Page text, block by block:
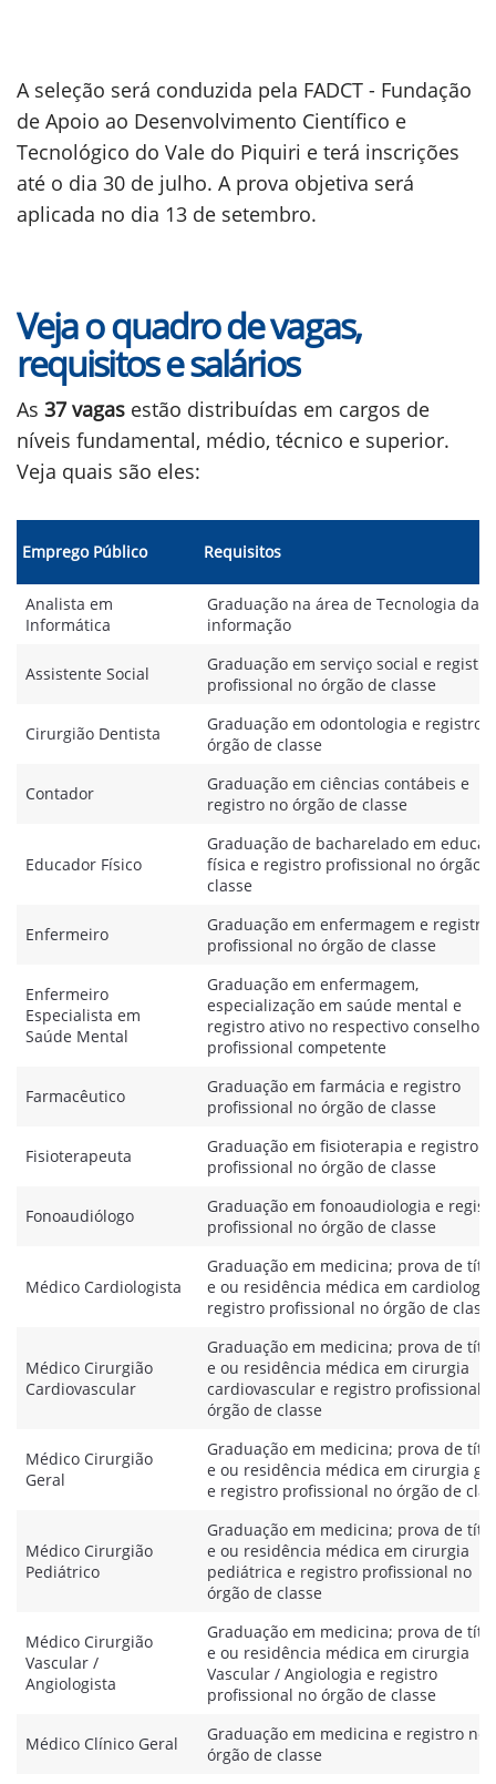
A seleção será conduzida pela FADCT - Fundação
de Apoio ao Desenvolvimento Científico e
Tecnológico do Vale do Piquiri e terá inscrições
até o dia 30 de julho. A prova objetiva será
aplicada no dia 13 de setembro.
Veja o quadro de vagas,
requisitos e salários
As 37 vagas estão distribuídas em cargos de
níveis fundamental, médio, técnico e superior.
Veja quais são eles:
Emprego Público Requisitos
Analista em
Informática
Graduação na área de Tecnologia da
informação
Assistente Social
Graduação em serviço social e registro
profissional no órgão de classe
Cirurgião Dentista
Graduação em odontologia e registro
órgão de classe
Contador
Graduação em ciências contábeis e
registro no órgão de classe
Educador Físico
Graduação de bacharelado em
física e registro profissional no órgão
classe
Enfermeiro
Graduação em enfermagem e registro
profissional no órgão de classe
Enfermeiro
Especialista em
Saúde Mental
Graduação em enfermagem,
especialização em saúde mental e
registro ativo no respectivo conselho
profissional competente
Farmacêutico
Graduação em farmácia e registro
profissional no órgão de classe
Fisioterapeuta
Graduação em fisioterapia e registro
profissional no órgão de classe
Fonoaudiólogo
Graduação em fonoaudiologia e
profissional no órgão de classe
Médico Cardiologista
Graduação em medicina; prova de
e ou residência médica em
registro profissional no órgão de
Médico Cirurgião
Cardiovascular
Graduação em medicina; prova de
e ou residência médica em cirurgia
cardiovascular e registro profissional
órgão de classe
Médico Cirurgião
Geral
Graduação em medicina; prova de
e ou residência médica em cirurgia
e registro profissional no órgão de
Médico Cirurgião
Pediátrico
Graduação em medicina; prova de
e ou residência médica em cirurgia
pediátrica e registro profissional no
órgão de classe
Médico Cirurgião
Vascular /
Angiologista
Graduação em medicina; prova de
e ou residência médica em cirurgia
Vascular / Angiologia e registro
profissional no órgão de classe
Médico Clínico Geral
Graduação em medicina e registro no
órgão de classe